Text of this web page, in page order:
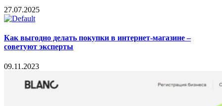
27.07.2025
Как выгодно делать покупки в интернет-магазине –
советуют эксперты
09.11.2023